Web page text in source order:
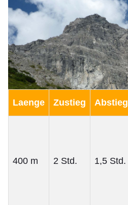
Laenge Zustieg Abstieg
400 m 2 Std. 1,5 Std.